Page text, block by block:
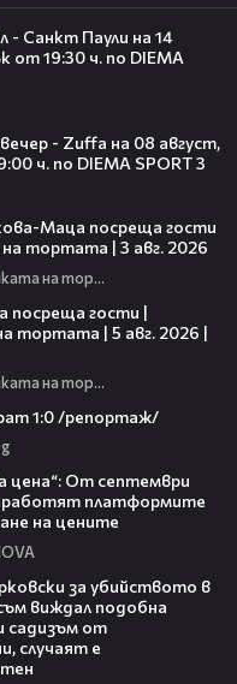
- Санкт Паули на 14
от 19:30 ч. по DIEMA
- Zuffa на 08 август,
ч. по DIEMA SPORT 3
Маца посреща гости
тортата | 3 авг. 2026
Черешката на тортата
посреща гости |
тортата | 5 авг. 2026 |
Черешката на тортата
1:0 /репортаж/
цена“: От септември
платформите
на цените
за убийството в
виждал подобна
садизъм от
случаят е